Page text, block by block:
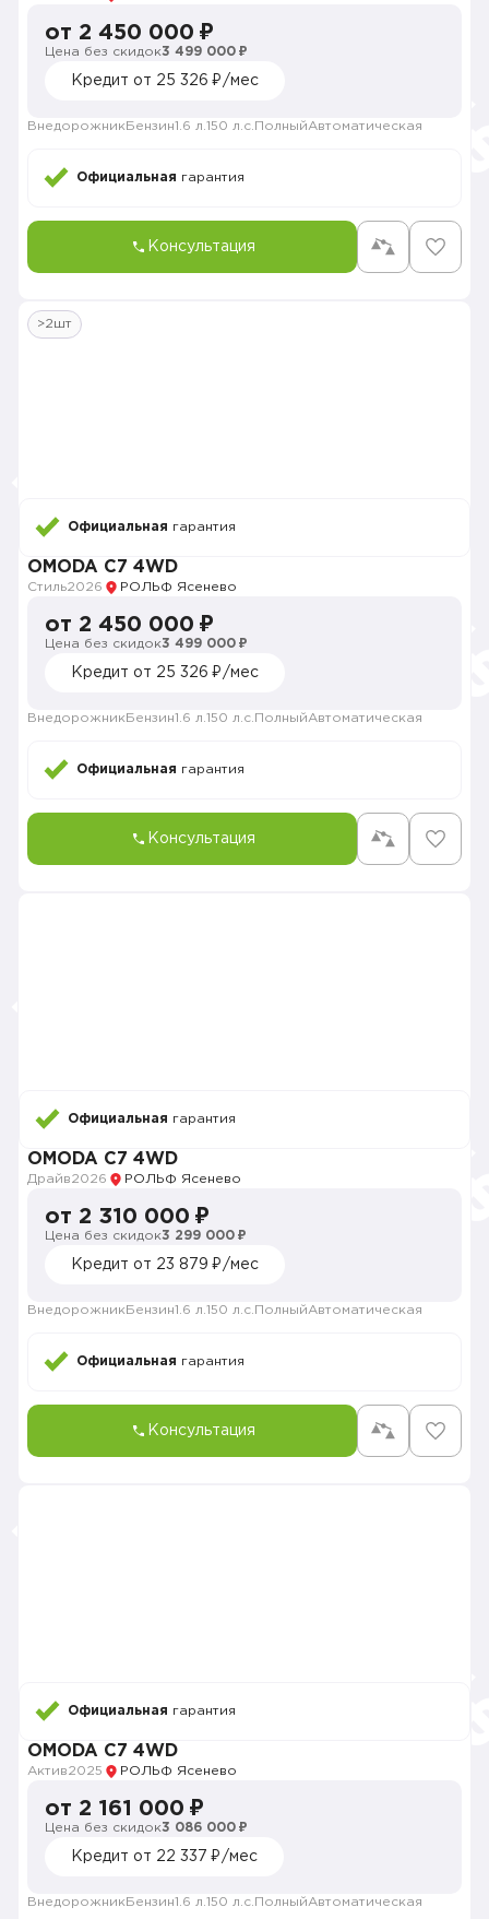
от 2 450 000 ₽
Цена без скидок3 499 000 ₽
Кредит от 25 326 ₽/мес
Внедорожник Бензин1.6 л. 150 л.с. ПолныйАвтоматическая
Официальная гарантия
Консультация
>2шт
Официальная гарантия
OMODA C7 4WD
Стиль2026 РОЛЬФ Ясенево
от 2 450 000 ₽
Цена без скидок3 499 000 ₽
Кредит от 25 326 ₽/мес
Внедорожник Бензин1.6 л. 150 л.с. ПолныйАвтоматическая
Официальная гарантия
Консультация
Официальная гарантия
OMODA C7 4WD
Драйв2026 РОЛЬФ Ясенево
от 2 310 000 ₽
Цена без скидок3 299 000 ₽
Кредит от 23 879 ₽/мес
Внедорожник Бензин1.6 л. 150 л.с. ПолныйАвтоматическая
Официальная гарантия
Консультация
Официальная гарантия
OMODA C7 4WD
Актив2025 РОЛЬФ Ясенево
от 2 161 000 ₽
Цена без скидок3 086 000 ₽
Кредит от 22 337 ₽/мес
Внедорожник Бензин1.6 л. 150 л.с. ПолныйАвтоматическая